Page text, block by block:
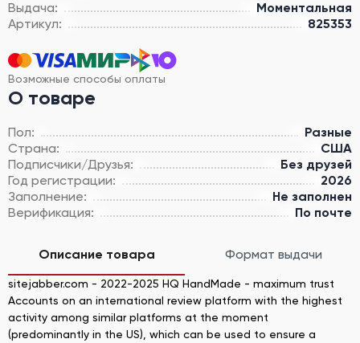
Выдача:
Моментальная
Артикул:
825353
Возможные способы оплаты
О товаре
Пол:
Разные
Страна:
США
Подписчики/Друзья:
Без друзей
Год регистрации:
2026
Заполнение:
Не заполнен
Верификация:
По почте
Описание товара Формат выдачи
sitejabber.com - 2022-2025 HQ HandMade - maximum trust
Accounts on an international review platform with the highest
activity among similar platforms at the moment
(predominantly in the US), which can be used to ensure a